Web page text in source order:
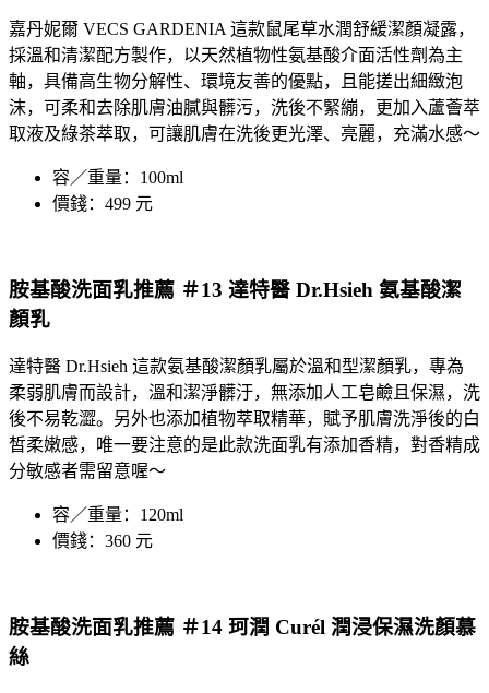
嘉丹妮爾 VECS GARDENIA 這款鼠尾草水潤舒緩潔顏凝露，
採溫和清潔配方製作，以天然植物性氨基酸介面活性劑為主
軸，具備高生物分解性、環境友善的優點，且能搓出細緻泡
沫，可柔和去除肌膚油膩與髒污，洗後不緊繃，更加入蘆薈萃
取液及綠茶萃取，可讓肌膚在洗後更光澤、亮麗，充滿水感～
容／重量：100ml
價錢：499 元
胺基酸洗面乳推薦 ＃13 達特醫 Dr.Hsieh 氨基酸潔
顏乳
達特醫 Dr.Hsieh 這款氨基酸潔顏乳屬於溫和型潔顏乳，專為
柔弱肌膚而設計，溫和潔淨髒汙，無添加人工皂鹼且保濕，洗
後不易乾澀。另外也添加植物萃取精華，賦予肌膚洗淨後的白
皙柔嫩感，唯一要注意的是此款洗面乳有添加香精，對香精成
分敏感者需留意喔～
容／重量：120ml
價錢：360 元
胺基酸洗面乳推薦 ＃14 珂潤 Curél 潤浸保濕洗顏慕
絲